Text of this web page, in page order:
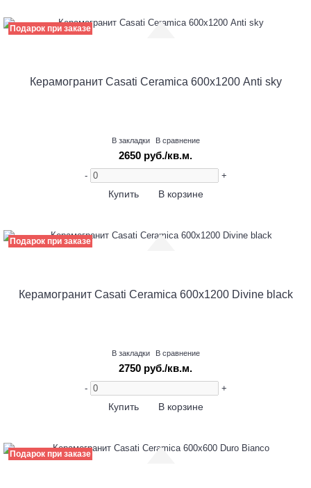
Подарок при заказе
Керамогранит Casati Ceramica 600х1200 Anti sky
В закладки В сравнение
2650 руб./кв.м.
- +
Купить В корзине
Подарок при заказе
Керамогранит Casati Ceramica 600х1200 Divine black
В закладки В сравнение
2750 руб./кв.м.
- +
Купить В корзине
Подарок при заказе